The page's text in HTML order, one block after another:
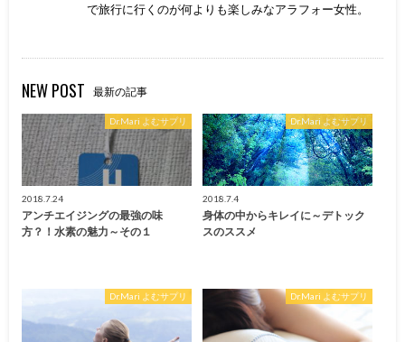
で旅行に行くのが何よりも楽しみなアラフォー女性。
NEW POST 最新の記事
Dr.Mari よむサプリ
2018.7.24
アンチエイジングの最強の味
方？！水素の魅力～その１
Dr.Mari よむサプリ
2018.7.4
身体の中からキレイに～デトック
スのススメ
Dr.Mari よむサプリ Dr.Mari よむサプリ